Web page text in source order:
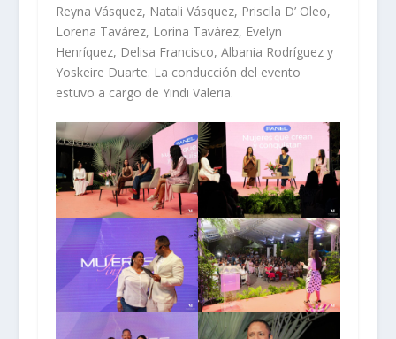
Reyna Vásquez, Natali Vásquez, Priscila D’ Oleo,
Lorena Tavárez, Lorina Tavárez, Evelyn
Henríquez, Delisa Francisco, Albania Rodríguez y
Yoskeire Duarte. La conducción del evento
estuvo a cargo de Yindi Valeria.